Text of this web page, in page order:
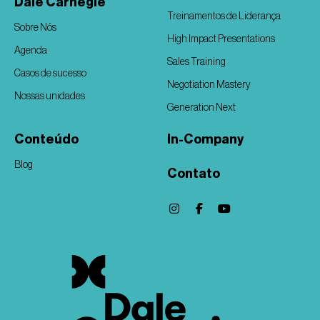
Sobre Nós
Agenda
Casos de sucesso
Nossas unidades
Treinamentos de Liderança
High Impact Presentations
Sales Training
Negotiation Mastery
Generation Next
Conteúdo
Blog
In-Company
Contato